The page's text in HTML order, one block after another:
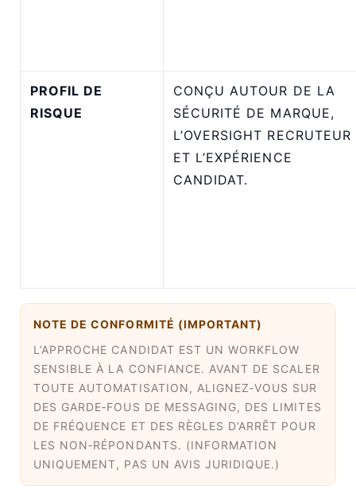
PROFIL DE
RISQUE
CONÇU AUTOUR DE LA
SÉCURITÉ DE MARQUE,
L’OVERSIGHT RECRUTEUR
ET L’EXPÉRIENCE
CANDIDAT.
NOTE DE CONFORMITÉ (IMPORTANT)
L’APPROCHE CANDIDAT EST UN WORKFLOW
SENSIBLE À LA CONFIANCE. AVANT DE SCALER
TOUTE AUTOMATISATION, ALIGNEZ‑VOUS SUR
DES GARDE‑FOUS DE MESSAGING, DES LIMITES
DE FRÉQUENCE ET DES RÈGLES D’ARRÊT POUR
LES NON‑RÉPONDANTS. (INFORMATION
UNIQUEMENT, PAS UN AVIS JURIDIQUE.)